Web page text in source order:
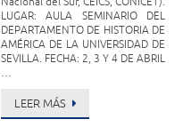
LUGAR: AULA SEMINARIO DEL
DEPARTAMENTO DE HISTORIA DE
AMÉRICA DE LA UNIVERSIDAD DE
SEVILLA. FECHA: 2, 3 Y 4 DE ABRIL
…
LEER MÁS